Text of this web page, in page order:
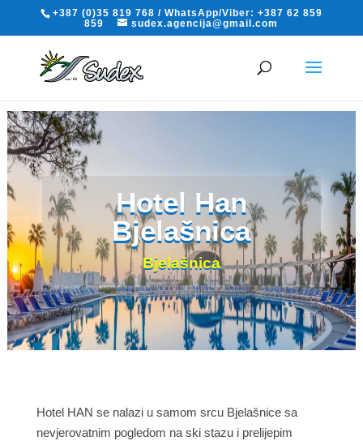
+387 (0)35 819 768 / WhatsApp/Viber: +387 62 859
859
sudex.agencija@gmail.com
Hotel Han
Bjelašnica
Bjelašnica
Hotel HAN se nalazi u samom srcu Bjelašnice sa
nevjerovatnim pogledom na ski stazu i prelijepim